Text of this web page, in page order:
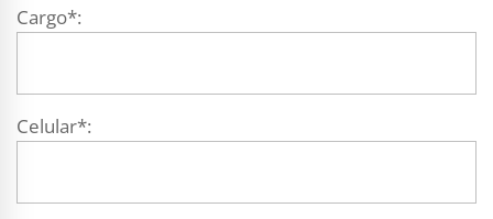
Cargo*:
Celular*: